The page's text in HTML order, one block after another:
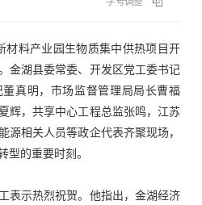
材料产业园生物质集中供热项目开
金湖县委常委、开发区党工委书记
真明，市场监督管理局局长曹福
辉，共享中心工程总监张鸣，江苏
源相关人员等政企代表齐聚现场，
型的重要时刻。
表示热烈祝贺。他指出，金湖经济